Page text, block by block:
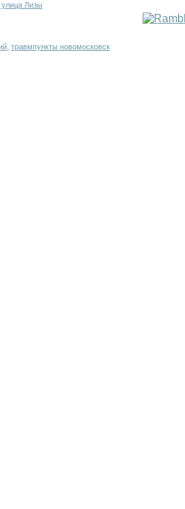
Лизы
травмпункты новомосковск